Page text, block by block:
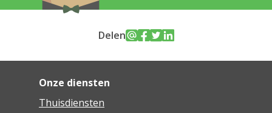
Delen
Onze diensten
Thuisdiensten